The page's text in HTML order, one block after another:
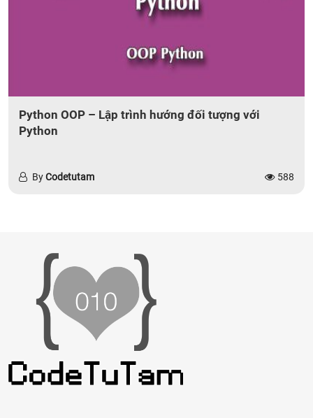
Python OOP – Lập trình hướng đối tượng với
Python
ByCodetutam 588